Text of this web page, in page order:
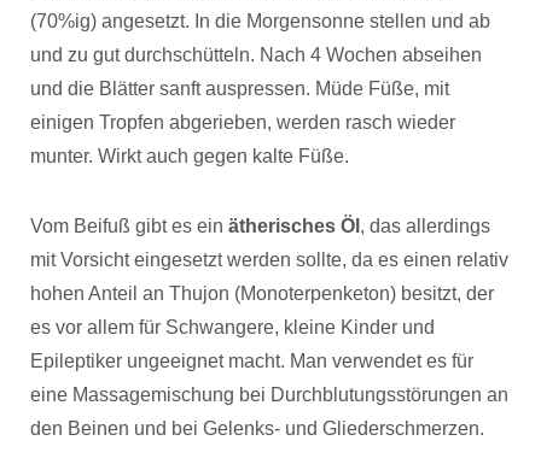
(70%ig) angesetzt. In die Morgensonne stellen und ab
und zu gut durchschütteln. Nach 4 Wochen abseihen
und die Blätter sanft auspressen. Müde Füße, mit
einigen Tropfen abgerieben, werden rasch wieder
munter. Wirkt auch gegen kalte Füße.
Vom Beifuß gibt es ein ätherisches Öl , das allerdings
mit Vorsicht eingesetzt werden sollte, da es einen relativ
hohen Anteil an Thujon (Monoterpenketon) besitzt, der
es vor allem für Schwangere, kleine Kinder und
Epileptiker ungeeignet macht. Man verwendet es für
eine Massagemischung bei Durchblutungsstörungen an
den Beinen und bei Gelenks- und Gliederschmerzen.